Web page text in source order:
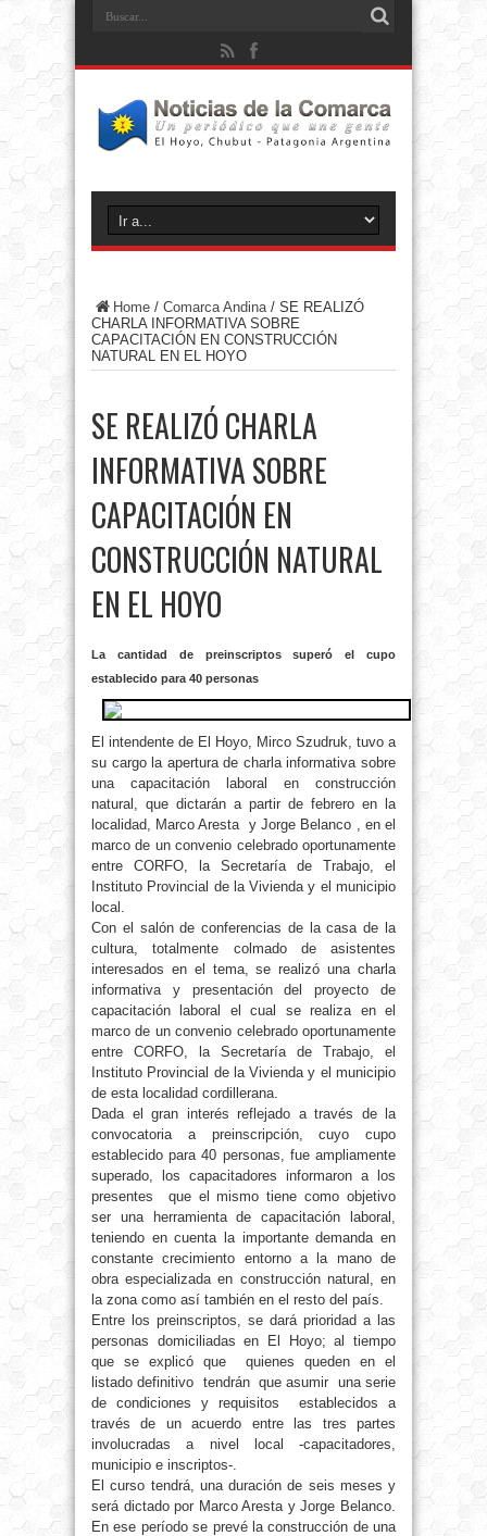
Home / Comarca Andina/ SE REALIZÓ
CHARLA INFORMATIVA SOBRE
CAPACITACIÓN EN CONSTRUCCIÓN
NATURAL EN EL HOYO
SE REALIZÓ CHARLA
INFORMATIVA SOBRE
CAPACITACIÓN EN
CONSTRUCCIÓN NATURAL
EN EL HOYO
La cantidad de preinscriptos superó el cupo
establecido para 40 personas
El intendente de El Hoyo, Mirco Szudruk, tuvo a
su cargo la apertura de charla informativa sobre
una capacitación laboral en construcción
natural, que dictarán a partir de febrero en la
localidad, Marco Aresta y Jorge Belanco , en el
marco de un convenio celebrado oportunamente
entre CORFO, la Secretaría de Trabajo, el
Instituto Provincial de la Vivienda y el municipio
local.
Con el salón de conferencias de la casa de la
cultura, totalmente colmado de asistentes
interesados en el tema, se realizó una charla
informativa y presentación del proyecto de
capacitación laboral el cual se realiza en el
marco de un convenio celebrado oportunamente
entre CORFO, la Secretaría de Trabajo, el
Instituto Provincial de la Vivienda y el municipio
de esta localidad cordillerana.
Dada el gran interés reflejado a través de la
convocatoria a preinscripción, cuyo cupo
establecido para 40 personas, fue ampliamente
superado, los capacitadores informaron a los
presentes que el mismo tiene como objetivo
ser una herramienta de capacitación laboral,
teniendo en cuenta la importante demanda en
constante crecimiento entorno a la mano de
obra especializada en construcción natural, en
la zona como así también en el resto del país.
Entre los preinscriptos, se dará prioridad a las
personas domiciliadas en El Hoyo; al tiempo
que se explicó que quienes queden en el
listado definitivo tendrán que asumir una serie
de condiciones y requisitos establecidos a
través de un acuerdo entre las tres partes
involucradas a nivel local -capacitadores,
municipio e inscriptos-.
El curso tendrá, una duración de seis meses y
será dictado por Marco Aresta y Jorge Belanco.
En ese período se prevé la construcción de una